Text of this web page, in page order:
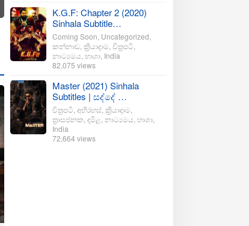
K.G.F: Chapter 2 (2020)
Sinhala Subtitle…
Coming Soon Uncategorized
කන්නාඩ ක්‍රියාදාම චිත්‍රපටි
නාට්‍යමය භාශා India
82,075 views
Master (2021) Sinhala
Subtitles | සද්දේ …
චිත්‍රපටි අභිරහස් ක්‍රියාදාම
ත්‍රාසජනක දමිළ නාට්‍යමය භාශා
India
72,664 views